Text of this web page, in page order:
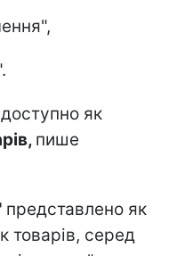
як
пише
представлено як
товарів, серед